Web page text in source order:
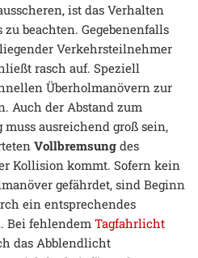
ist das Verhalten
beachten. Gegebenenfalls
Verkehrsteilnehmer
rasch auf. Speziell
Überholmanövern zur
Auch der Abstand zum
ausreichend groß sein,
Vollbremsung des
Kollision kommt. Sofern kein
gefährdet, sind Beginn
ein entsprechendes
Bei fehlendem Tagfahrlicht
das Abblendlicht